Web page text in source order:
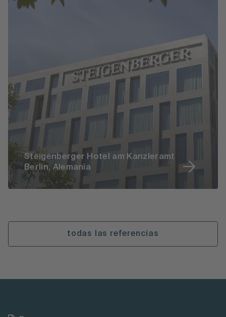
Steigenberger Hotel am Kanzleramt
Berlin, Alemania
todas las referencias